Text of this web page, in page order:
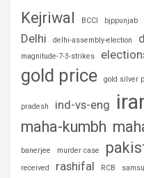
Kejriwal BCCI bjppunjab
Delhi delhi-assembly-election
magnitude-7-3-strikes
gold price gold silver
pradesh ind-vs-eng
maha-kumbh
banerjee murder case
received
rashifal RCB